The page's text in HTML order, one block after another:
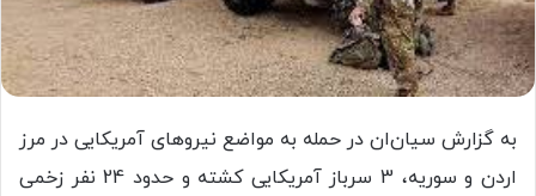
به گزارش سی‎ان‌ان در حمله به مواضع نیروهای آمریکایی در مرز
اردن و سوریه، 3 سرباز آمریکایی کشته و حدود 24 نفر زخمی